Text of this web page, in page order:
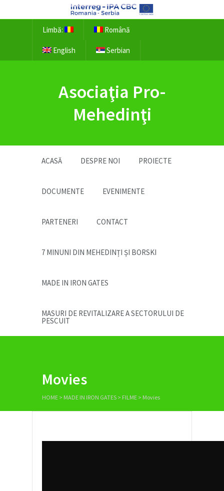
Limbă: Română
English Serbian
Asociaţia Pro-
Mehedinţi
ACASĂ DESPRE NOI PROIECTE
DOCUMENTE EVENIMENTE
PARTENERI CONTACT
7 MINUNI DIN MEHEDINȚI ȘI BORSKI
MADE IN IRON GATES
MASURI DE REVITALIZARE A SECTORULUI DE
PESCUIT
Movies
HOME > MADE IN IRON GATES > FILME > Movies